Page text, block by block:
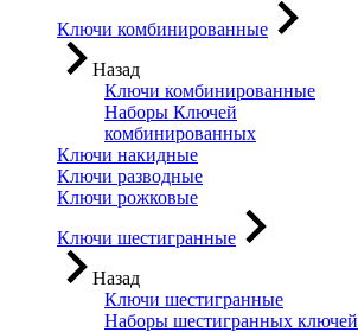
Ключи комбинированные
Назад
Ключи комбинированные
Наборы Ключей
комбинированных
Ключи накидные
Ключи разводные
Ключи рожковые
Ключи шестигранные
Назад
Ключи шестигранные
Наборы шестигранных ключей